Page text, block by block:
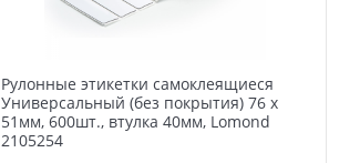
Рулонные этикетки самоклеящиеся
Универсальный (без покрытия) 76 х
51мм, 600шт., втулка 40мм, Lomond
2105254